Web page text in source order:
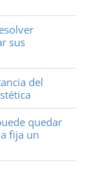
sus
del
quedar
fija un